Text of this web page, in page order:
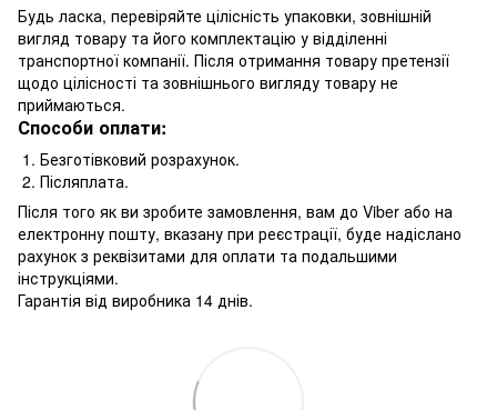
Будь ласка, перевіряйте цілісність упаковки, зовнішній
вигляд товару та його комплектацію у відділенні
транспортної компанії. Після отримання товару претензії
щодо цілісності та зовнішнього вигляду товару не
приймаються.
Способи оплати:
1. Безготівковий розрахунок.
2. Післяплата.
Після того як ви зробите замовлення, вам до Viber або на
електронну пошту, вказану при реєстрації, буде надіслано
рахунок з реквізитами для оплати та подальшими
інструкціями.
Гарантія від виробника 14 днів.